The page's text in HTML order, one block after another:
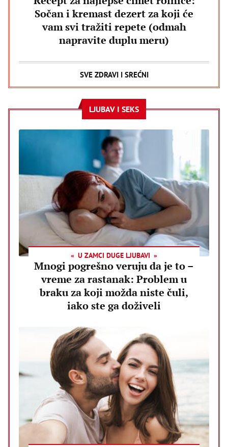
Sočan i kremast dezert za koji će
vam svi tražiti repete (odmah
napravite duplu meru)
SVE ZDRAVI I SREĆNI
LJUBAV I SEKS
U ZAMCI DUGE LJUBAVI
Mnogi pogrešno veruju da je to –
vreme za rastanak: Problem u
braku za koji možda niste čuli,
iako ste ga doživeli